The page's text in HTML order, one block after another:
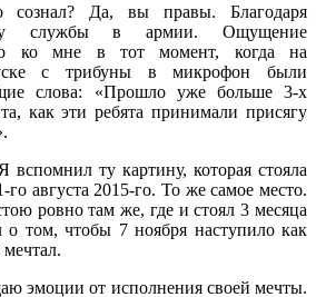
Да, вы правы. Благодаря
службы в армии. Ощущение
ко мне в тот момент, когда на
с трибуны в микрофон были
слова: «Прошло уже больше 3-х
как эти ребята принимали присягу
ту картину, которая стояла
августа 2015-го. То же самое место.
ровно там же, где и стоял 3 месяца
о том, чтобы 7 ноября наступило как
эмоции от исполнения своей мечты.